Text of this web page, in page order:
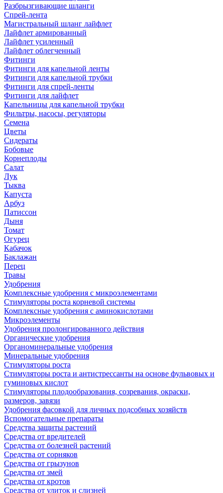
Разбрызгивающие шланги
Спрей-лента
Магистральный шланг лайфлет
Лайфлет армированный
Лайфлет усиленный
Лайфлет облегченный
Фитинги
Фитинги для капельной ленты
Фитинги для капельной трубки
Фитинги для спрей-ленты
Фитинги для лайфлет
Капельницы для капельной трубки
Фильтры, насосы, регуляторы
Семена
Цветы
Сидераты
Бобовые
Корнеплоды
Салат
Лук
Тыква
Капуста
Арбуз
Патиссон
Дыня
Томат
Огурец
Кабачок
Баклажан
Перец
Травы
Удобрения
Комплексные удобрения с микроэлементами
Стимуляторы роста корневой системы
Комплексные удобрения с аминокислотами
Микроэлементы
Удобрения пролонгированного действия
Органические удобрения
Органоминеральные удобрения
Минеральные удобрения
Стимуляторы роста
Стимуляторы роста и антистрессанты на основе фульвовых и
гуминовых кислот
Стимуляторы плодообразования, созревания, окраски,
размеров, завязи
Удобрения фасовкой для личных подсобных хозяйств
Вспомогательные препараты
Средства защиты растений
Средства от вредителей
Средства от болезней растений
Средства от сорняков
Средства от грызунов
Средства от змей
Средства от кротов
Средства от улиток и слизней